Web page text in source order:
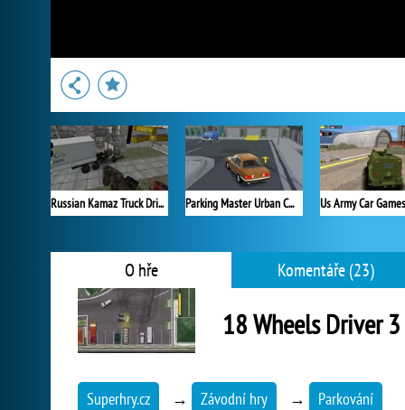
Russian Kamaz Truck Driver Parking Master Urban Challenges
O hře Komentáře (23)
18 Wheels Driver 3
Superhry.cz → Závodní hry → Parkování